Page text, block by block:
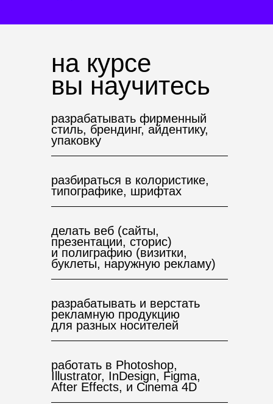
на курсе
вы научитесь
разрабатывать фирменный
стиль, брендинг, айдентику,
упаковку
разбираться в колористике,
типографике, шрифтах
делать веб (сайты,
презентации, сторис)
и полиграфию (визитки,
буклеты, наружную рекламу)
разрабатывать и верстать
рекламную продукцию
для разных носителей
работать в Photoshop,
Illustrator, InDesign, Figma,
After Effects, и Cinema 4D